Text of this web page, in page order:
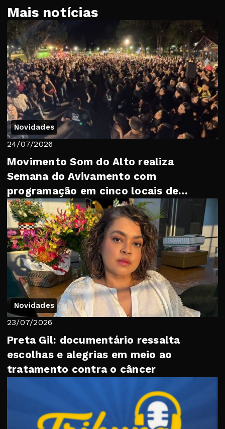
Mais notícias
Novidades
24/07/2026
Movimento Som do Alto realiza
Semana do Avivamento com
programação em cinco locais de
Petrópolis
Novidades
23/07/2026
Preta Gil: documentário ressalta
escolhas e alegrias em meio ao
tratamento contra o câncer